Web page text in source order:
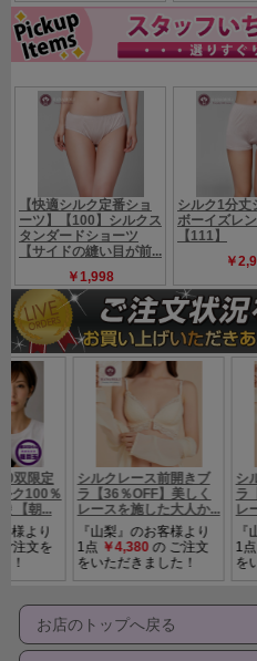
お店のトップへ戻る